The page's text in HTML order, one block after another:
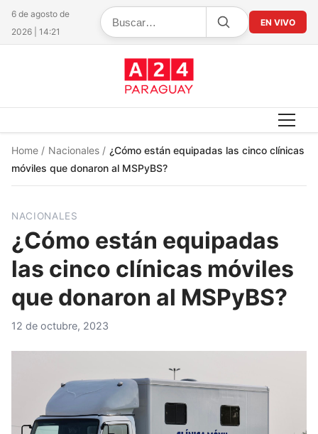
6 de agosto de
2026 | 14:21
EN VIVO
Home / Nacionales / ¿Cómo están equipadas las cinco clínicas
móviles que donaron al MSPyBS?
NACIONALES
¿Cómo están equipadas
las cinco clínicas móviles
que donaron al MSPyBS?
12 de octubre, 2023